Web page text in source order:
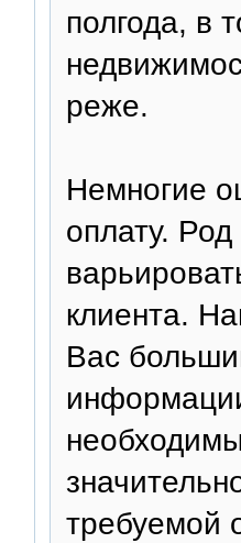
полгода,
реже.
Немногие
оплату.
клиента.
Вас
требуемой